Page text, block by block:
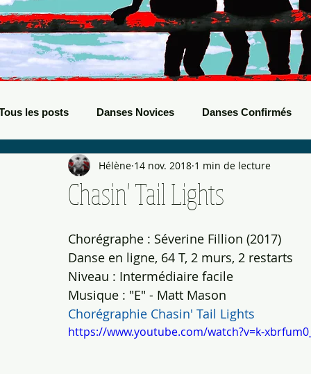
les posts Danses Novices Danses Confirmés
Danses Débutants Evènements Boots Bals de
Chasin' Tail Lights
Hélène 14 nov. 2018 1 min de lecture
Chorégraphe : Séverine Fillion (2017)
Danse en ligne, 64 T, 2 murs, 2 restarts
Niveau : Intermédiaire facile
Musique : "E" - Matt Mason
Chorégraphie Chasin' Tail Lights
https://www.youtube.com/watch?v=k-